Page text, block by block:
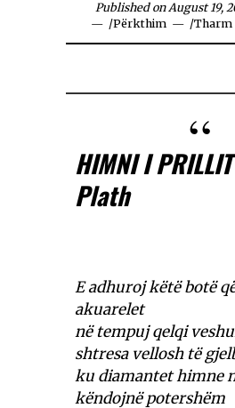
Published on August 19,
/Përkthim /Tharm
HIMNI I
Plath
E adhuroj këtë botë
akuarelet
në tempuj qelqi
shtresa vellosh të
ku diamantet himne
këndojnë potershëm